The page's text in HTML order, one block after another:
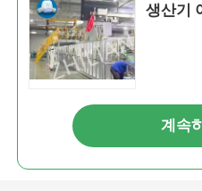
생산기
계속